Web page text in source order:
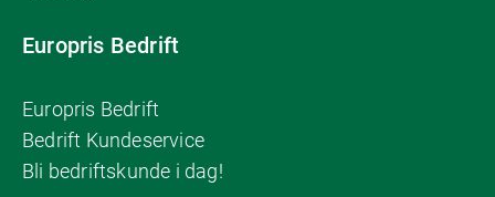
Europris Bedrift
Europris Bedrift
Bedrift Kundeservice
Bli bedriftskunde i dag!